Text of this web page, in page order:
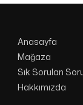
Anasayfa
Mağaza
Sık Sorulan
Hakkımızda